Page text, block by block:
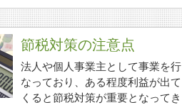
節税対策の注意点
法人や個人事業主として事業を行
なっており、ある程度利益が出て
くると節税対策が重要となってき